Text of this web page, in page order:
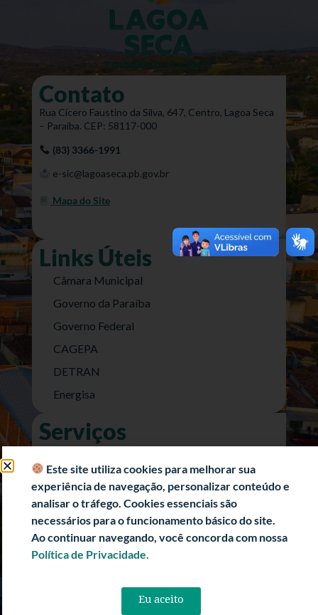
Contato
Rua Cícero Faustino da Silva, 647, Centro, Lagoa Seca
– Paraíba. CEP: 58117-000
(83) 3366-1991
e-sic@lagoaseca.pb.gov.br
Mapa do Site
Links Úteis
Câmara Municipal
Governo da Paraíba
Governo Federal
CAGEPA
DETRAN
Energisa
Serviços
e-SIC (Acesso a Informação)
Transparência Fiscal
História
Informações Turísticas
Este site utiliza cookies para melhorar sua
experiência de navegação, personalizar conteúdo e
analisar o tráfego. Cookies essenciais são
necessários para o funcionamento básico do site.
Ao continuar navegando, você concorda com nossa
Política de Privacidade.
Eu aceito